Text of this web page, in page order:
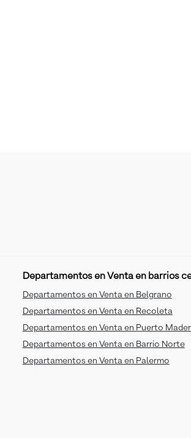
Departamentos en Venta en barrios
Departamentos en Venta en Belgrano
Departamentos en Venta en Recoleta
Departamentos en Venta en Puerto
Departamentos en Venta en Barrio Norte
Departamentos en Venta en Palermo